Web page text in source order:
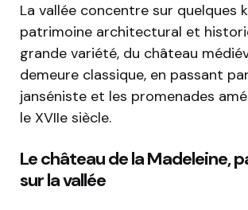
La vallée concentre sur quelques
patrimoine architectural et
grande variété, du château
demeure classique, en passant
janséniste et les promenades
le XVIIe siècle.
Le château de la Madeleine,
sur la vallée